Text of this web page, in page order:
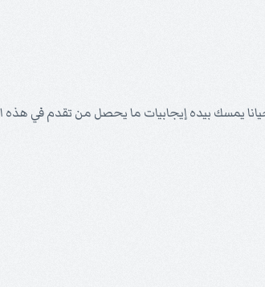
يمسك بيده إيجابيات ما يحصل من تقدم في